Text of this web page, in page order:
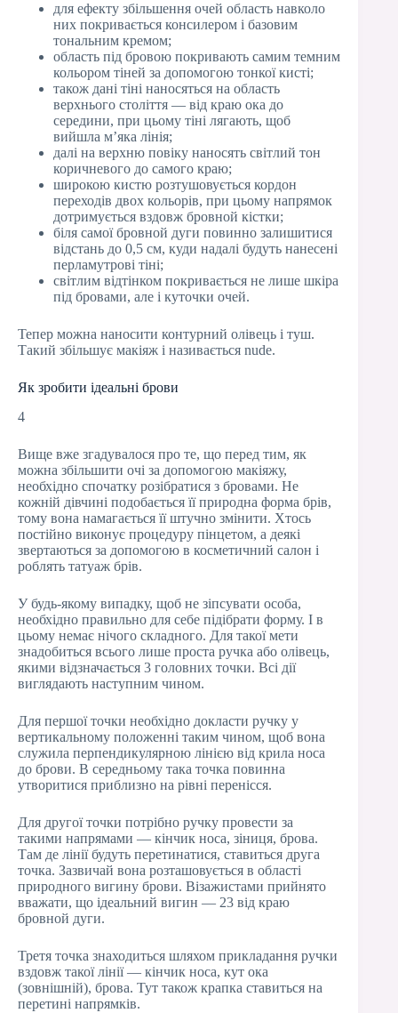
для ефекту збільшення очей область навколо
них покривається консилером і базовим
тональним кремом;
область під бровою покривають самим темним
кольором тіней за допомогою тонкої кисті;
також дані тіні наносяться на область
верхнього століття — від краю ока до
середини, при цьому тіні лягають, щоб
вийшла м’яка лінія;
далі на верхню повіку наносять світлий тон
коричневого до самого краю;
широкою кистю розтушовується кордон
переходів двох кольорів, при цьому напрямок
дотримується вздовж бровной кістки;
біля самої бровной дуги повинно залишитися
відстань до 0,5 см, куди надалі будуть нанесені
перламутрові тіні;
світлим відтінком покривається не лише шкіра
під бровами, але і куточки очей.
Тепер можна наносити контурний олівець і туш.
Такий збільшує макіяж і називається nude.
Як зробити ідеальні брови
4
Вище вже згадувалося про те, що перед тим, як
можна збільшити очі за допомогою макіяжу,
необхідно спочатку розібратися з бровами. Не
кожній дівчині подобається її природна форма брів,
тому вона намагається її штучно змінити. Хтось
постійно виконує процедуру пінцетом, а деякі
звертаються за допомогою в косметичний салон і
роблять татуаж брів.
У будь-якому випадку, щоб не зіпсувати особа,
необхідно правильно для себе підібрати форму. І в
цьому немає нічого складного. Для такої мети
знадобиться всього лише проста ручка або олівець,
якими відзначається 3 головних точки. Всі дії
виглядають наступним чином.
Для першої точки необхідно докласти ручку у
вертикальному положенні таким чином, щоб вона
служила перпендикулярною лінією від крила носа
до брови. В середньому така точка повинна
утворитися приблизно на рівні перенісся.
Для другої точки потрібно ручку провести за
такими напрямами — кінчик носа, зіниця, брова.
Там де лінії будуть перетинатися, ставиться друга
точка. Зазвичай вона розташовується в області
природного вигину брови. Візажистами прийнято
вважати, що ідеальний вигин — 23 від краю
бровной дуги.
Третя точка знаходиться шляхом прикладання ручки
вздовж такої лінії — кінчик носа, кут ока
(зовнішній), брова. Тут також крапка ставиться на
перетині напрямків.